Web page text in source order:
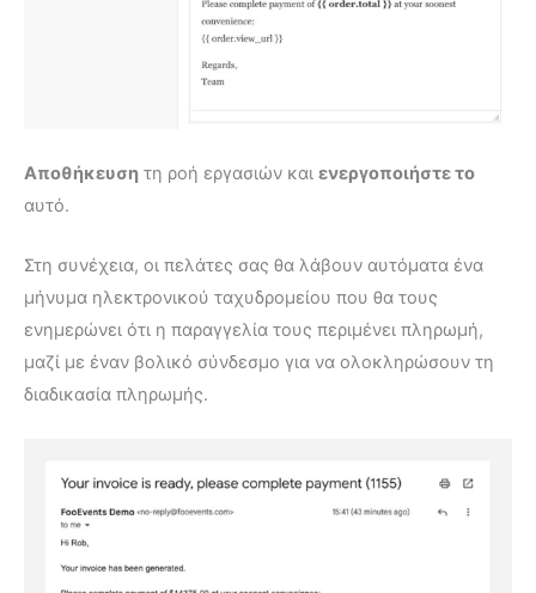
Αποθήκευση τη ροή εργασιών και ενεργοποιήστε το
αυτό.
Στη συνέχεια, οι πελάτες σας θα λάβουν αυτόματα ένα
μήνυμα ηλεκτρονικού ταχυδρομείου που θα τους
ενημερώνει ότι η παραγγελία τους περιμένει πληρωμή,
μαζί με έναν βολικό σύνδεσμο για να ολοκληρώσουν τη
διαδικασία πληρωμής.